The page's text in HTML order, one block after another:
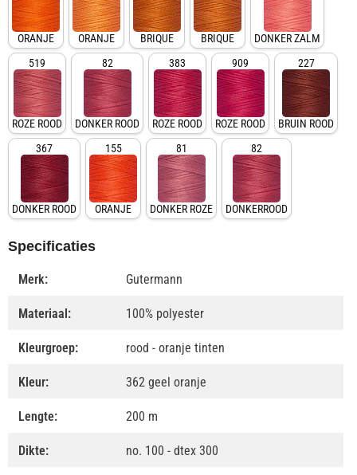
ORANJE ORANJE BRIQUE BRIQUE
DONKER ZALM
519
ROZE ROOD
82
DONKER ROOD
383
ROZE ROOD
909
ROZE ROOD
227
BRUIN ROOD
367
DONKER ROOD
155
ORANJE
81
DONKER ROZE
82
DONKERROOD
Specificaties
Merk: Gutermann
Materiaal: 100% polyester
Kleurgroep: rood - oranje tinten
Kleur: 362 geel oranje
Lengte: 200 m
Dikte: no. 100 - dtex 300